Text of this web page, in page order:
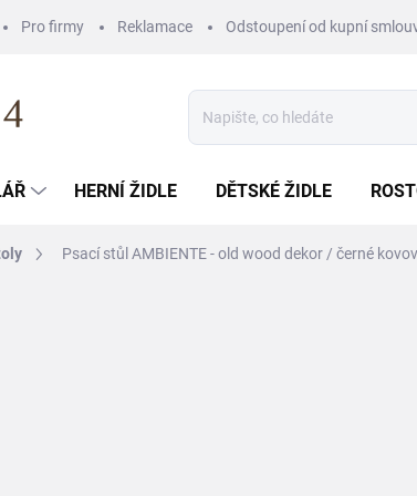
Pro firmy Reklamace Odstoupení od kupní
HERNÍ ŽIDLE DĚTSKÉ ŽIDLE
Psací stůl AMBIENTE - old wood dekor / černé